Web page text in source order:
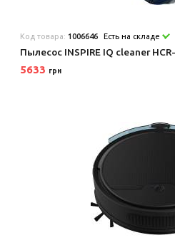
Код товара: 1006646 Есть на складе
Пылесос INSPIRE IQ cleaner
5633 грн